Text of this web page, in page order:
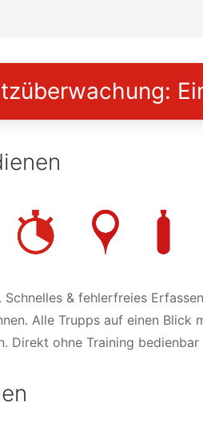
Schnelles & fehlerfreies
Alle Trupps auf einen Blick
Direkt ohne Training